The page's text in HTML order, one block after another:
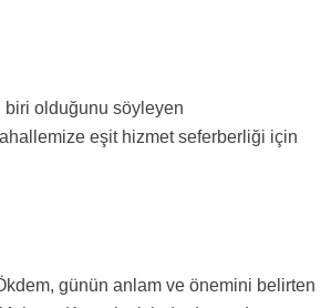
biri olduğunu söyleyen
eşit hizmet seferberliği için
günün anlam ve önemini belirten